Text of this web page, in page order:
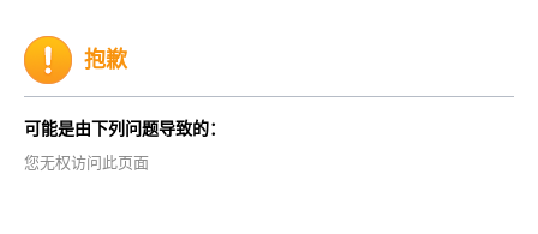
抱歉
可能是由下列问题导致的：
您无权访问此页面